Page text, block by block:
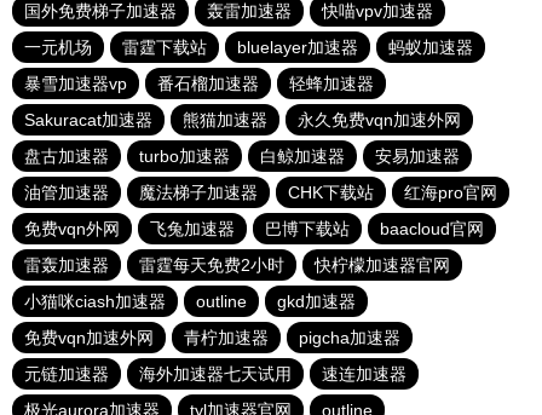
国外免费梯子加速器
轰雷加速器
快喵vpv加速器
一元机场
雷霆下载站 bluelayer加速器
蚂蚁加速器
暴雪加速器vp
番石榴加速器
轻蜂加速器
Sakuracat加速器
熊猫加速器
永久免费vqn加速外网
盘古加速器
turbo加速器 白鲸加速器
安易加速器
油管加速器
魔法梯子加速器 CHK下载站
红海pro官网
免费vqn外网
飞兔加速器 巴博下载站
baacloud官网
雷轰加速器
雷霆每天免费2小时
快柠檬加速器官网
小猫咪ciash加速器
outline
gkd加速器
免费vqn加速外网
青柠加速器
pigcha加速器
元链加速器
海外加速器七天试用
速连加速器
极光aurora加速器
tyl加速器官网 outline